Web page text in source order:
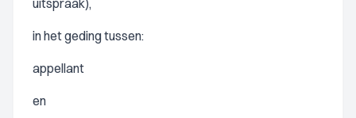
uitspraak),
in het geding tussen:
appellant
en